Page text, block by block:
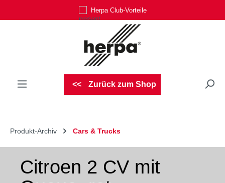
Zum Hauptinhalt springenHerpa Club-Vorteile
Zurück zum Shop
Produkt-Archiv Cars & Trucks
Citroen 2 CV mit